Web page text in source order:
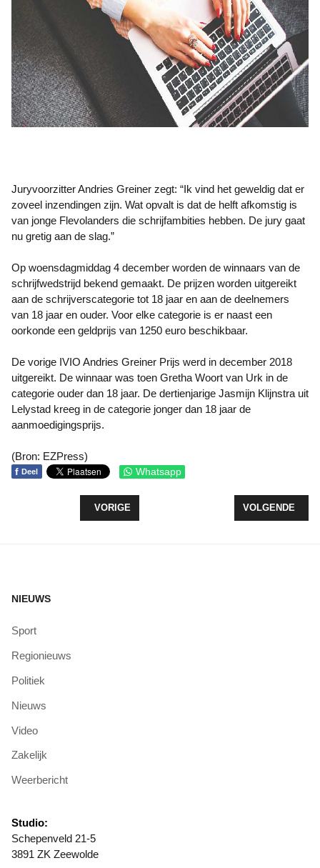
Juryvoorzitter Andries Greiner zegt: “Ik vind het geweldig dat er
zoveel inzendingen zijn. Wat opvalt is dat de helft afkomstig is
van jonge Flevolanders die schrijfambities hebben. De jury gaat
nu gretig aan de slag.”
Op woensdagmiddag 4 december worden de winnaars van de
schrijfwedstrijd bekend gemaakt. De prijzen worden uitgereikt
aan de schrijverscategorie tot 18 jaar en aan de deelnemers
van 18 jaar en ouder. Voor elke categorie is er naast een
oorkonde een geldprijs van 1250 euro beschikbaar.
De vorige IVIO Andries Greiner Prijs werd in december 2018
uitgereikt. De winnaar was toen Gretha Woort van Urk in de
categorie ouder dan 18 jaar. De dertienjarige Jasmijn Klijnstra uit
Lelystad kreeg in de categorie jonger dan 18 jaar de
aanmoedigingsprijs.
(Bron: EZPress)
f Deel Whatsapp
VORIG ARTIKEL: WINDPARK ZEEWOLDE START
VORIGE VOLGENDE
VOLGENDE
NIEUWS
Sport
Regionieuws
Politiek
Nieuws
Video
Zakelijk
Weerbericht
Studio:
Schepenveld 21-5
3891 ZK Zeewolde